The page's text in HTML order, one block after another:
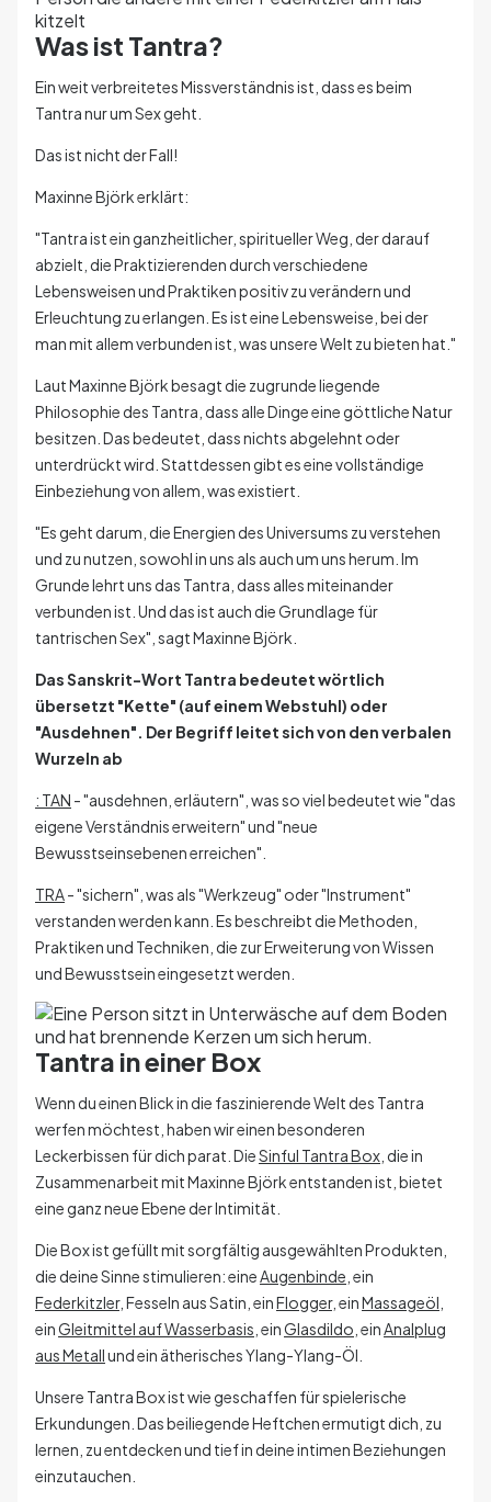
Was ist Tantra?
Ein weit verbreitetes Missverständnis ist, dass es beim
Tantra nur um Sex geht.
Das ist nicht der Fall!
Maxinne Björk erklärt:
"Tantra ist ein ganzheitlicher, spiritueller Weg, der darauf
abzielt, die Praktizierenden durch verschiedene
Lebensweisen und Praktiken positiv zu verändern und
Erleuchtung zu erlangen. Es ist eine Lebensweise, bei der
man mit allem verbunden ist, was unsere Welt zu bieten hat."
Laut Maxinne Björk besagt die zugrunde liegende
Philosophie des Tantra, dass alle Dinge eine göttliche Natur
besitzen. Das bedeutet, dass nichts abgelehnt oder
unterdrückt wird. Stattdessen gibt es eine vollständige
Einbeziehung von allem, was existiert.
"Es geht darum, die Energien des Universums zu verstehen
und zu nutzen, sowohl in uns als auch um uns herum. Im
Grunde lehrt uns das Tantra, dass alles miteinander
verbunden ist. Und das ist auch die Grundlage für
tantrischen Sex", sagt Maxinne Björk.
Das Sanskrit-Wort Tantra bedeutet wörtlich
übersetzt "Kette" (auf einem Webstuhl) oder
"Ausdehnen". Der Begriff leitet sich von den verbalen
Wurzeln ab
: TAN - "ausdehnen, erläutern", was so viel bedeutet wie "das
eigene Verständnis erweitern" und "neue
Bewusstseinsebenen erreichen".
TRA- "sichern", was als "Werkzeug" oder "Instrument"
verstanden werden kann. Es beschreibt die Methoden,
Praktiken und Techniken, die zur Erweiterung von Wissen
und Bewusstsein eingesetzt werden.
Tantra in einer Box
Wenn du einen Blick in die faszinierende Welt des Tantra
werfen möchtest, haben wir einen besonderen
Leckerbissen für dich parat. DieSinful Tantra Box , die in
Zusammenarbeit mit Maxinne Björk entstanden ist, bietet
eine ganz neue Ebene der Intimität.
Die Box ist gefüllt mit sorgfältig ausgewählten Produkten,
die deine Sinne stimulieren: eineAugenbinde , ein
Federkitzler, Fesseln aus Satin, einFlogger, einMassageöl
einGleitmittel auf Wasserbasis , einGlasdildo , einAnalplug
aus Metallund ein ätherisches Ylang-Ylang-Öl.
Unsere Tantra Box ist wie geschaffen für spielerische
Erkundungen. Das beiliegende Heftchen ermutigt dich, zu
lernen, zu entdecken und tief in deine intimen Beziehungen
einzutauchen.